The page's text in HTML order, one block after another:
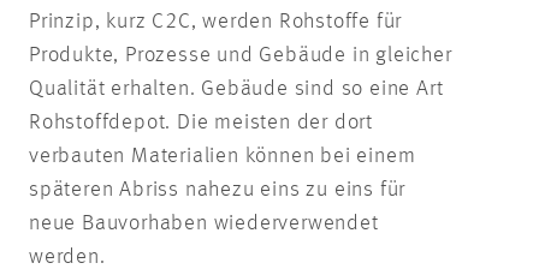
Prinzip, kurz C2C, werden Rohstoffe für
Produkte, Prozesse und Gebäude in gleicher
Qualität erhalten. Gebäude sind so eine Art
Rohstoffdepot. Die meisten der dort
verbauten Materialien können bei einem
späteren Abriss nahezu eins zu eins für
neue Bauvorhaben wiederverwendet
werden.